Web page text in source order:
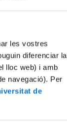
les vostres
diferenciar la
lloc web) i amb
navegació). Per
de